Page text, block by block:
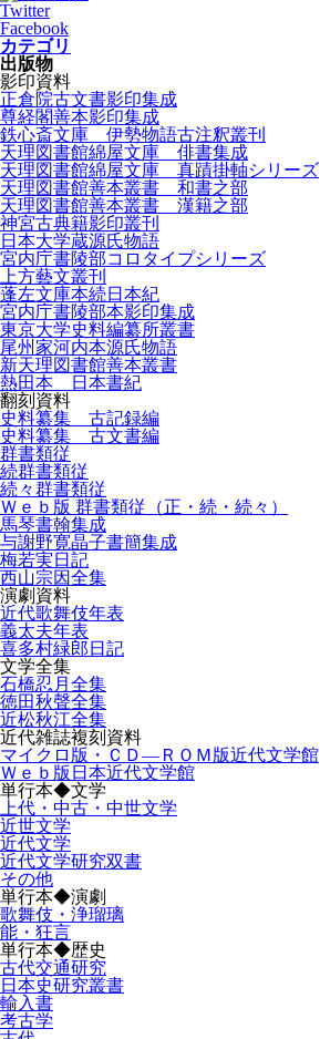
Twitter
Facebook
カテゴリ
出版物
影印資料
正倉院古文書影印集成
尊経閣善本影印集成
鉄心斎文庫 伊勢物語古注釈叢刊
天理図書館綿屋文庫 俳書集成
天理図書館綿屋文庫 真蹟掛軸シリーズ
天理図書館善本叢書 和書之部
天理図書館善本叢書 漢籍之部
神宮古典籍影印叢刊
日本大学蔵源氏物語
宮内庁書陵部コロタイプシリーズ
上方藝文叢刊
蓬左文庫本続日本紀
宮内庁書陵部本影印集成
東京大学史料編纂所叢書
尾州家河内本源氏物語
新天理図書館善本叢書
熱田本 日本書紀
翻刻資料
史料纂集 古記録編
史料纂集 古文書編
群書類従
続群書類従
続々群書類従
Ｗｅｂ版 群書類従（正・続・続々）
馬琴書翰集成
与謝野寛晶子書簡集成
梅若実日記
西山宗因全集
演劇資料
近代歌舞伎年表
義太夫年表
喜多村緑郎日記
文学全集
石橋忍月全集
徳田秋聲全集
近松秋江全集
近代雑誌複刻資料
マイクロ版・ＣＤ―ＲＯＭ版近代文学館
Ｗｅｂ版日本近代文学館
単行本◆文学
上代・中古・中世文学
近世文学
近代文学
近代文学研究双書
その他
単行本◆演劇
歌舞伎・浄瑠璃
能・狂言
単行本◆歴史
古代交通研究
日本史研究叢書
輸入書
考古学